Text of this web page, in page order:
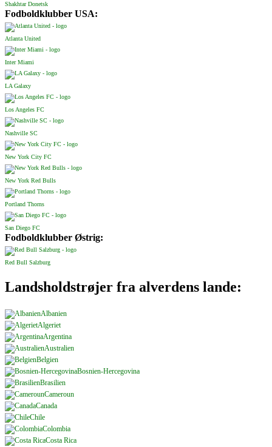
Shakhtar Donetsk
Fodboldklubber USA:
Atlanta United
Inter Miami
LA Galaxy
Los Angeles FC
Nashville SC
New York City FC
New York Red Bulls
Portland Thorns
San Diego FC
Fodboldklubber Østrig:
Red Bull Salzburg
Landsholdstrøjer fra alverdens lande:
Albanien
Algeriet
Argentina
Australien
Belgien
Bosnien-Hercegovina
Brasilien
Cameroun
Canada
Chile
Colombia
Costa Rica